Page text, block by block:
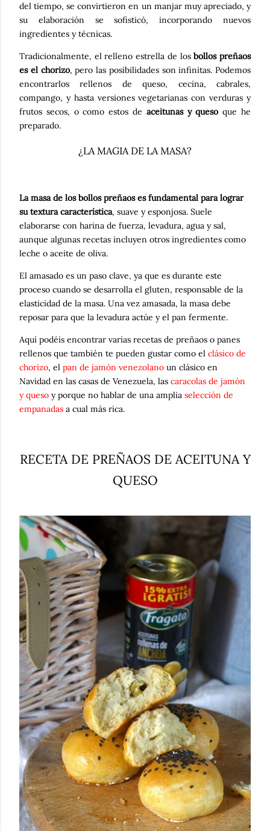
del tiempo, se convirtieron en un manjar muy apreciado, y
su elaboración se sofisticó, incorporando nuevos
ingredientes y técnicas.
Tradicionalmente, el relleno estrella de losbollos preñaos
es el chorizo, pero las posibilidades son infinitas. Podemos
encontrarlos rellenos de queso, cecina, cabrales,
compango, y hasta versiones vegetarianas con verduras y
frutos secos, o como estos de aceitunas y quesoque he
preparado.
¿LA MAGIA DE LA MASA?
La masa de los bollos preñaos es fundamental para lograr
su textura característica, suave y esponjosa. Suele
elaborarse con harina de fuerza, levadura, agua y sal,
aunque algunas recetas incluyen otros ingredientes como
leche o aceite de oliva.
El amasado es un paso clave, ya que es durante este
proceso cuando se desarrolla el gluten, responsable de la
elasticidad de la masa. Una vez amasada, la masa debe
reposar para que la levadura actúe y el pan fermente.
Aquí podéis encontrar varias recetas de preñaos o panes
rellenos que también te pueden gustar como el clásico de
chorizo, el pan de jamón venezolano un clásico en
Navidad en las casas de Venezuela, las caracolas de jamón
y queso y porque no hablar de una amplia selección de
empanadas a cual más rica.
RECETA DE PREÑAOS DE ACEITUNA Y
QUESO